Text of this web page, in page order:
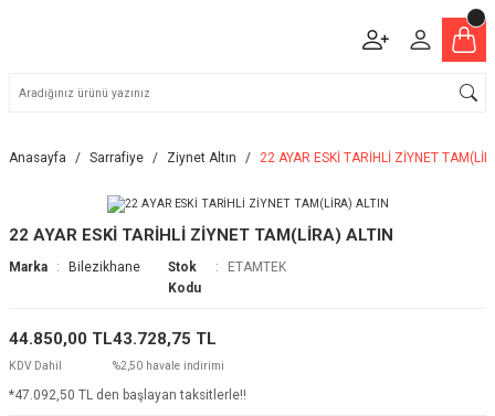
Anasayfa Sarrafiye Ziynet Altın 22 AYAR ESKİ TARİHLİ ZİYNET
22 AYAR ESKİ TARİHLİ ZİYNET TAM(LİRA) ALTIN
Marka Bilezikhane
Stok
Kodu
ETAMTEK
44.850,00 TL
KDV Dahil
43.728,75 TL
%2,50 havale indirimi
*47.092,50 TL den başlayan taksitlerle!!